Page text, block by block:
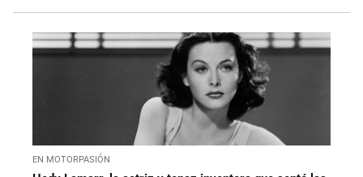
EN MOTORPASIÓN